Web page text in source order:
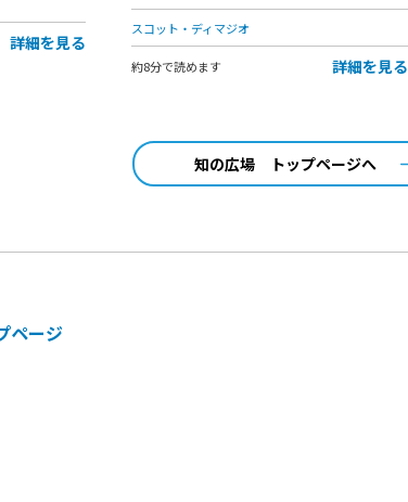
詳細を見る
スコット・ディマジオ
約8分で読めます 詳細を見る
知の広場 トップページへ
ページ